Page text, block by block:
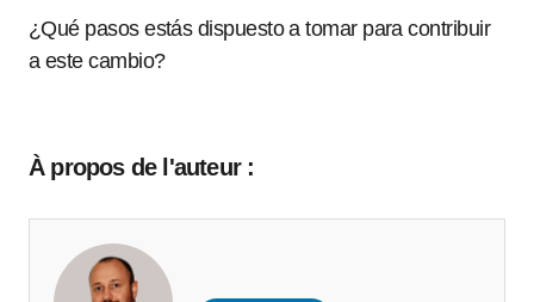
¿Qué pasos estás dispuesto a tomar para contribuir
a este cambio?
À propos de l'auteur :